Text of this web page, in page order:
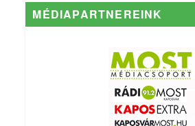
MÉDIAPARTNEREINK